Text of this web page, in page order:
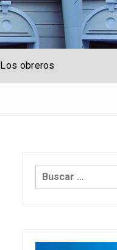
Los obreros
Buscar: